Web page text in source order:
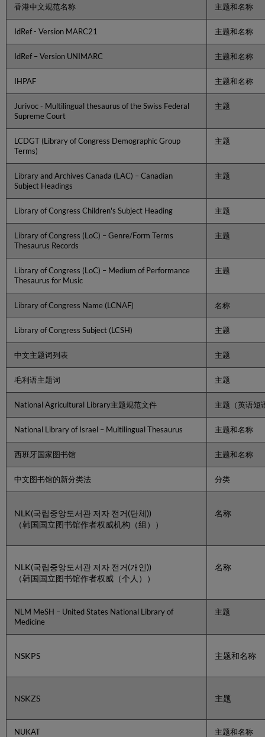
管
理
元
编
器
中
的
规
范
记
录
范
控
制
字
段
MARC21
将
规
记
录
接
到
书
目
记
录
名
称/
题
名
标
的
部
联
查
看
关
联
规
范
录
联
香港中文规范名称 主题和名称
IdRef - Version MARC21 主题和名称
IdRef – Version UNIMARC 主题和名称
IHPAF 主题和名称
Jurivoc - Multilingual thesaurus of the Swiss Federal
Supreme Court
主题
LCDGT (Library of Congress Demographic Group
Terms)
主题
Library and Archives Canada (LAC) – Canadian
Subject Headings
主题
Library of Congress Children's Subject Heading 主题
Library of Congress (LoC) – Genre/Form Terms
Thesaurus Records
主题
Library of Congress (LoC) – Medium of Performance
Thesaurus for Music
主题
Library of Congress Name (LCNAF) 名称
Library of Congress Subject (LCSH) 主题
中文主题词列表 主题
毛利语主题词 主题
National Agricultural Library主题规范文件 主题（英语短
National Library of Israel – Multilingual Thesaurus 主题和名称
西班牙国家图书馆 主题和名称
中文图书馆的新分类法 分类
NLK(국립중앙도서관 저자 전거(단체))
（韩国国立图书馆作者权威机构（组））
名称
NLK(국립중앙도서관 저자 전거(개인))
（韩国国立图书馆作者权威（个人））
名称
NLM MeSH – United States National Library of
Medicine
主题
NSKPS 主题和名称
NSKZS 主题
NUKAT 主题和名称